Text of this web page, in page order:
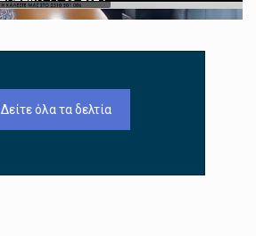
Δείτε όλα τα δελτία